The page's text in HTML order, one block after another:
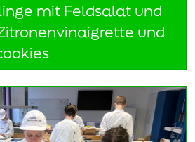
mit Feldsalat und
und